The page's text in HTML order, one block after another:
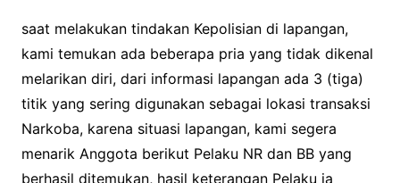
saat melakukan tindakan Kepolisian di lapangan,
kami temukan ada beberapa pria yang tidak dikenal
melarikan diri, dari informasi lapangan ada 3 (tiga)
titik yang sering digunakan sebagai lokasi transaksi
Narkoba, karena situasi lapangan, kami segera
menarik Anggota berikut Pelaku NR dan BB yang
berhasil ditemukan, hasil keterangan Pelaku ia